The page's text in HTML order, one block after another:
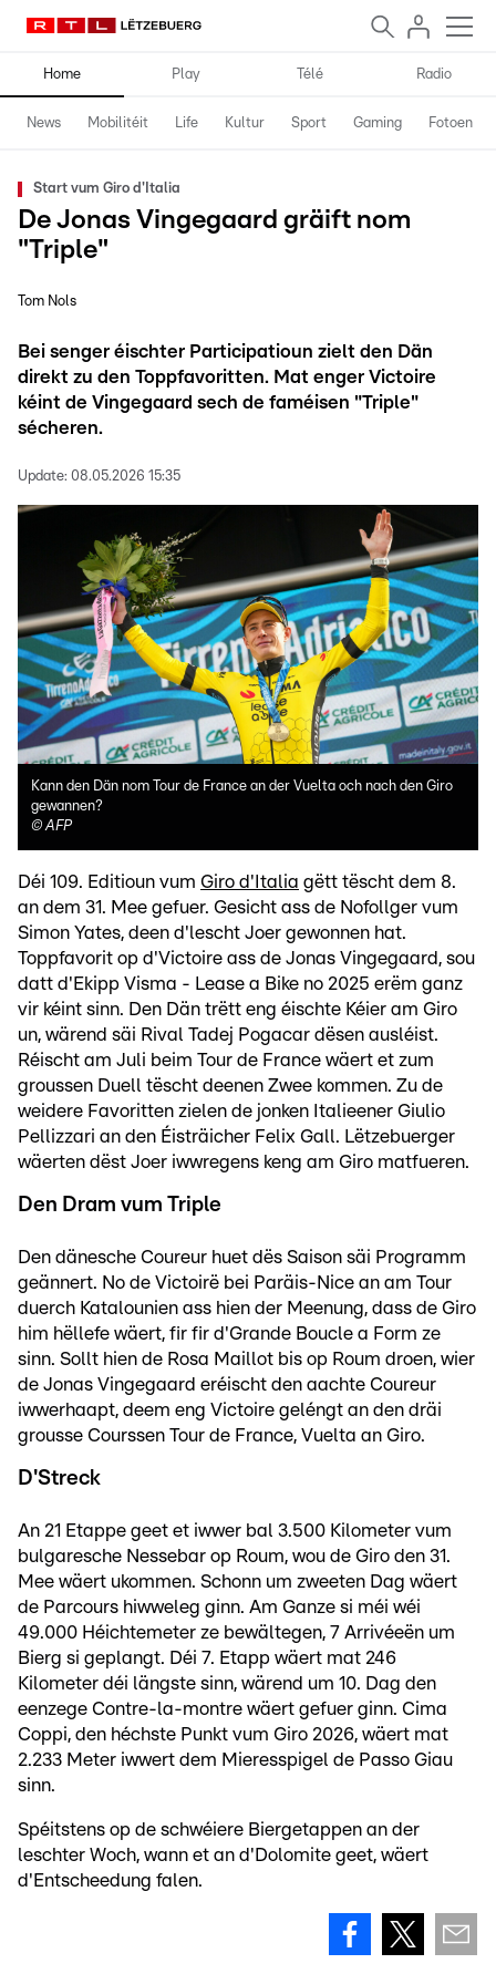
Home Play Télé Radio
News Mobilitéit Life Kultur Sport Gaming Fotoen
Start vum Giro d'Italia
De Jonas Vingegaard gräift nom
"Triple"
Tom Nols
Bei senger éischter Participatioun zielt den Dän
direkt zu den Toppfavoritten. Mat enger Victoire
kéint de Vingegaard sech de faméisen "Triple"
sécheren.
Update: 08.05.2026 15:35
Kann den Dän nom Tour de France an der Vuelta och nach den Giro
gewannen?
©AFP
Déi 109. Editioun vum Giro d'Italia gëtt tëscht dem 8.
an dem 31. Mee gefuer. Gesicht ass de Nofollger vum
Simon Yates, deen d'lescht Joer gewonnen hat.
Toppfavorit op d'Victoire ass de Jonas Vingegaard, sou
datt d'Ekipp Visma - Lease a Bike no 2025 erëm ganz
vir kéint sinn. Den Dän trëtt eng éischte Kéier am Giro
un, wärend säi Rival Tadej Pogacar dësen ausléist.
Réischt am Juli beim Tour de France wäert et zum
groussen Duell tëscht deenen Zwee kommen. Zu de
weidere Favoritten zielen de jonken Italieener Giulio
Pellizzari an den Éisträicher Felix Gall. Lëtzebuerger
wäerten dëst Joer iwwregens keng am Giro matfueren.
Den Dram vum Triple
Den dänesche Coureur huet dës Saison säi Programm
geännert. No de Victoirë bei Paräis-Nice an am Tour
duerch Katalounien ass hien der Meenung, dass de Giro
him hëllefe wäert, fir fir d'Grande Boucle a Form ze
sinn. Sollt hien de Rosa Maillot bis op Roum droen, wier
de Jonas Vingegaard eréischt den aachte Coureur
iwwerhaapt, deem eng Victoire geléngt an den dräi
grousse Courssen Tour de France, Vuelta an Giro.
D'Streck
An 21 Etappe geet et iwwer bal 3.500 Kilometer vum
bulgaresche Nessebar op Roum, wou de Giro den 31.
Mee wäert ukommen. Schonn um zweeten Dag wäert
de Parcours hiwweleg ginn. Am Ganze si méi wéi
49.000 Héichtemeter ze bewältegen, 7 Arrivéeën um
Bierg si geplangt. Déi 7. Etapp wäert mat 246
Kilometer déi längste sinn, wärend um 10. Dag den
eenzege Contre-la-montre wäert gefuer ginn. Cima
Coppi, den héchste Punkt vum Giro 2026, wäert mat
2.233 Meter iwwert dem Mieresspigel de Passo Giau
sinn.
Spéitstens op de schwéiere Biergetappen an der
leschter Woch, wann et an d'Dolomite geet, wäert
d'Entscheedung falen.